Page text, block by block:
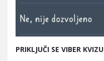
PRIKLJUČI SE VIBER KVIZU